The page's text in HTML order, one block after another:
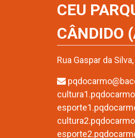
CEU
CÂNDIDO
Rua Gaspar da